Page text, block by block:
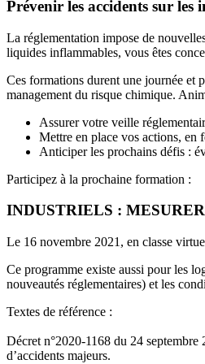
Prévenir les accidents sur les
La réglementation impose de
liquides inflammables, vous êtes
Ces formations durent une journée et
management du risque chimique.
Assurer votre veille
Mettre en place vos actions, en
Anticiper les prochains défis :
Participez à la prochaine formation :
INDUSTRIELS :
Le 16 novembre 2021, en classe
Ce programme existe aussi pour les
nouveautés réglementaires) et les
Textes de référence :
Décret n°2020-1168 du 24 septembre
d’accidents majeurs.